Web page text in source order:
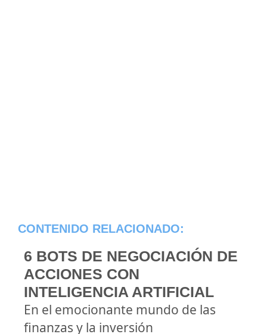
CONTENIDO RELACIONADO:
6 BOTS DE NEGOCIACIÓN DE
ACCIONES CON
INTELIGENCIA ARTIFICIAL
En el emocionante mundo de las
finanzas y la inversión